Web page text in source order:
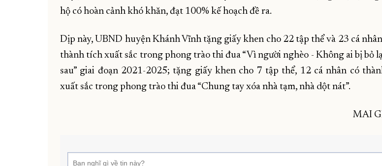
hộ có hoàn cảnh khó khăn, đạt 100% kế hoạch đề ra.
Dịp này, UBND huyện Khánh Vĩnh tặng giấy khen cho 22 tập thể và 23 cá
thành tích xuất sắc trong phong trào thi đua “Vì người nghèo - Không ai bị bỏ
sau” giai đoạn 2021-2025; tặng giấy khen cho 7 tập thể, 12 cá nhân có
xuất sắc trong phong trào thi đua “Chung tay xóa nhà tạm, nhà dột nát”.
MAI